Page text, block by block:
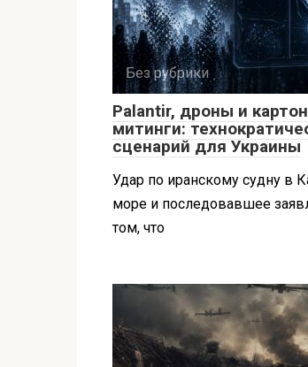
Без рубрики
Palantir, дроны и
митинги:
сценарий для Украины
Удар по иранскому судну в
море и последовавшее
том, что